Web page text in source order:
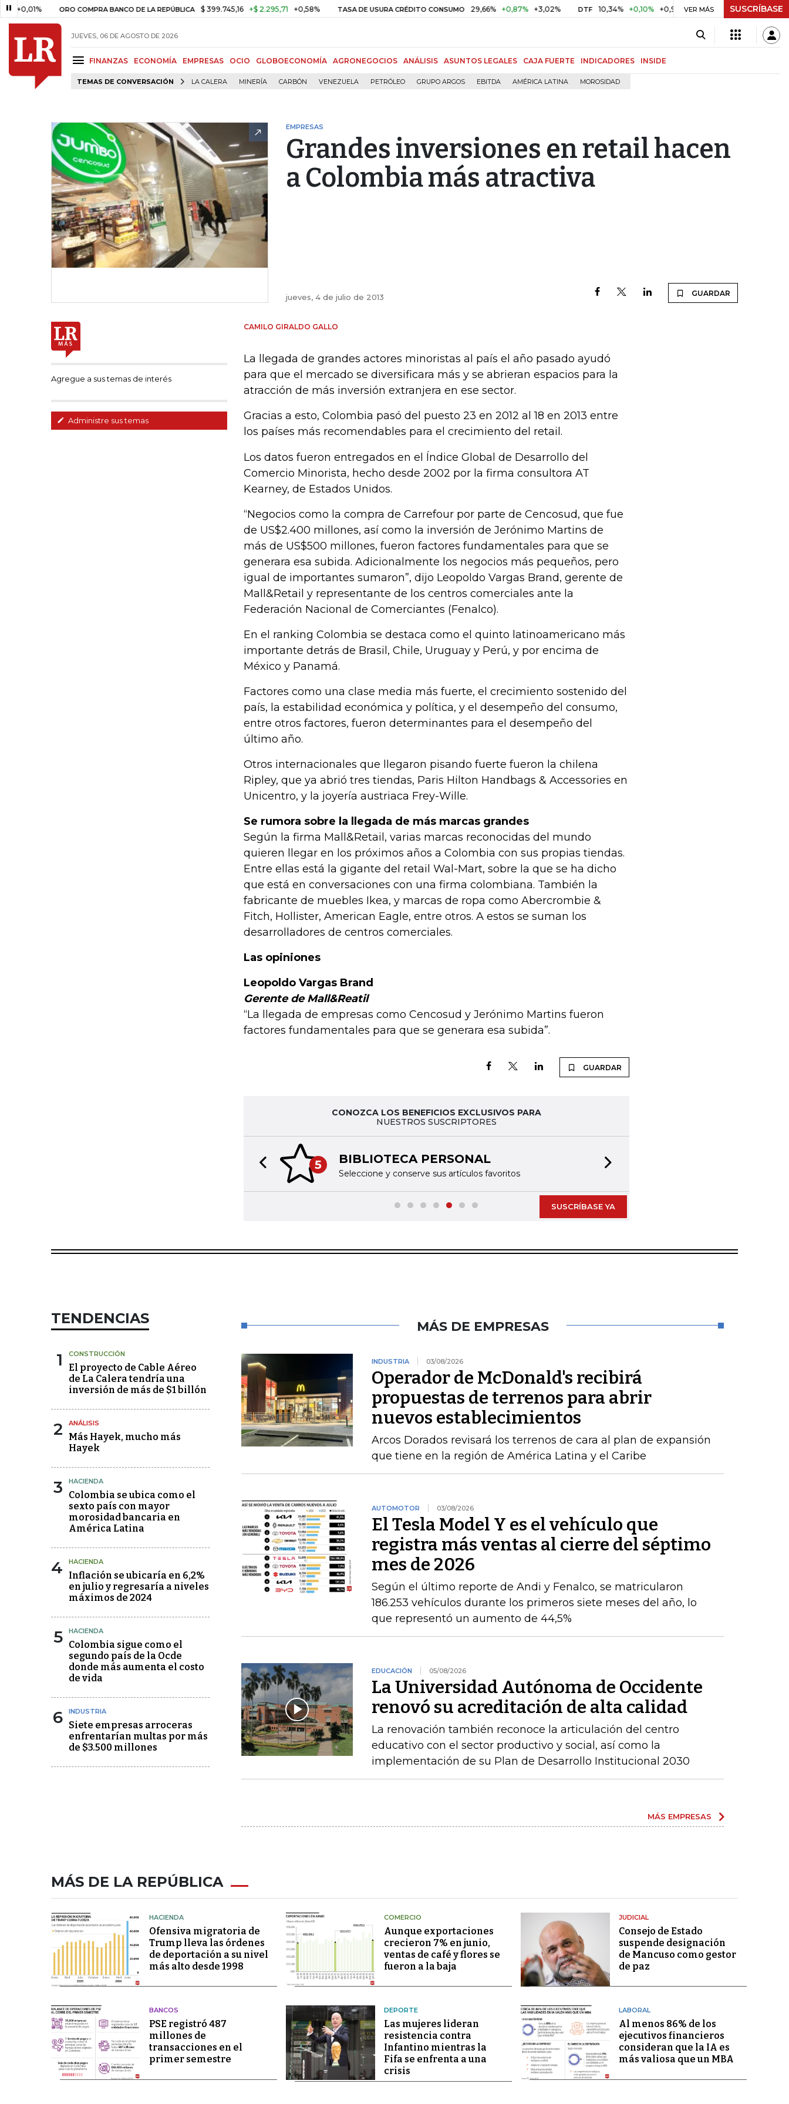
ORO COMPRA BANCO DE LA REPÚBLICA $ 399.745,16 +$ 2.295,71 +0,58% TASA DE USURA CRÉDITO CONSUMO 29,66% +0,87% +3,02% DTF 10,34% +0,10% +0,98% UVR $ 416,86 +$ 0,05 +0,01%
VER MÁS SUSCRÍBASE
JUEVES, 06 DE AGOSTO DE 2026
FINANZAS ECONOMÍA EMPRESAS OCIO GLOBOECONOMÍA AGRONEGOCIOS ANÁLISIS ASUNTOS LEGALES CAJA FUERTE INDICADORES INSIDE
TEMAS DE CONVERSACIÓN LA CALERA MINERÍA CARBÓN VENEZUELA PETRÓLEO GRUPO ARGOS EBITDA AMÉRICA LATINA MOROSIDAD
EMPRESAS
Grandes inversiones en retail hacen
a Colombia más atractiva
jueves, 4 de julio de 2013 GUARDAR
Agregue a sus temas de interés
Administre sus temas
CAMILO GIRALDO GALLO
La llegada de grandes actores minoristas al país el año pasado ayudó
para que el mercado se diversificara más y se abrieran espacios para la
atracción de más inversión extranjera en ese sector.
Gracias a esto, Colombia pasó del puesto 23 en 2012 al 18 en 2013 entre
los países más recomendables para el crecimiento del retail.
Los datos fueron entregados en el Índice Global de Desarrollo del
Comercio Minorista, hecho desde 2002 por la firma consultora AT
Kearney, de Estados Unidos.
“Negocios como la compra de Carrefour por parte de Cencosud, que fue
de US$2.400 millones, así como la inversión de Jerónimo Martins de
más de US$500 millones, fueron factores fundamentales para que se
generara esa subida. Adicionalmente los negocios más pequeños, pero
igual de importantes sumaron”, dijo Leopoldo Vargas Brand, gerente de
Mall&Retail y representante de los centros comerciales ante la
Federación Nacional de Comerciantes (Fenalco).
En el ranking Colombia se destaca como el quinto latinoamericano más
importante detrás de Brasil, Chile, Uruguay y Perú, y por encima de
México y Panamá.
Factores como una clase media más fuerte, el crecimiento sostenido del
país, la estabilidad económica y política, y el desempeño del consumo,
entre otros factores, fueron determinantes para el desempeño del
último año.
Otros internacionales que llegaron pisando fuerte fueron la chilena
Ripley, que ya abrió tres tiendas, Paris Hilton Handbags & Accessories en
Unicentro, y la joyería austriaca Frey-Wille.
Se rumora sobre la llegada de más marcas grandes
Según la firma Mall&Retail, varias marcas reconocidas del mundo
quieren llegar en los próximos años a Colombia con sus propias tiendas.
Entre ellas está la gigante del retail Wal-Mart, sobre la que se ha dicho
que está en conversaciones con una firma colombiana. También la
fabricante de muebles Ikea, y marcas de ropa como Abercrombie &
Fitch, Hollister, American Eagle, entre otros. A estos se suman los
desarrolladores de centros comerciales.
Las opiniones
Leopoldo Vargas Brand
Gerente de Mall&Reatil
“La llegada de empresas como Cencosud y Jerónimo Martins fueron
factores fundamentales para que se generara esa subida”.
GUARDAR
CONOZCA LOS BENEFICIOS EXCLUSIVOS PARA
NUESTROS SUSCRIPTORES
5 BIBLIOTECA PERSONAL
Seleccione y conserve sus artículos favoritos
Previous slide
SUSCRÍBASE YA
TENDENCIAS
1 CONSTRUCCIÓN
El proyecto de Cable Aéreo
de La Calera tendría una
inversión de más de $1 billón
2 ANÁLISIS
Más Hayek, mucho más
Hayek
3 HACIENDA
Colombia se ubica como el
sexto país con mayor
morosidad bancaria en
América Latina
4 HACIENDA
Inflación se ubicaría en 6,2%
en julio y regresaría a niveles
máximos de 2024
5 HACIENDA
Colombia sigue como el
segundo país de la Ocde
donde más aumenta el costo
de vida
6 INDUSTRIA
Siete empresas arroceras
enfrentarían multas por más
de $3.500 millones
MÁS DE EMPRESAS
INDUSTRIA 03/08/2026
Operador de McDonald's recibirá
propuestas de terrenos para abrir
nuevos establecimientos
Arcos Dorados revisará los terrenos de cara al plan de expansión
que tiene en la región de América Latina y el Caribe
AUTOMOTOR 03/08/2026
El Tesla Model Y es el vehículo que
registra más ventas al cierre del séptimo
mes de 2026
Según el último reporte de Andi y Fenalco, se matricularon
186.253 vehículos durante los primeros siete meses del año, lo
que representó un aumento de 44,5%
EDUCACIÓN 05/08/2026
La Universidad Autónoma de Occidente
renovó su acreditación de alta calidad
La renovación también reconoce la articulación del centro
educativo con el sector productivo y social, así como la
implementación de su Plan de Desarrollo Institucional 2030
MÁS EMPRESAS
MÁS DE LA REPÚBLICA
HACIENDA
Ofensiva migratoria de
Trump lleva las órdenes
de deportación a su nivel
más alto desde 1998
COMERCIO
Aunque exportaciones
crecieron 7% en junio,
ventas de café y flores se
fueron a la baja
JUDICIAL
Consejo de Estado
suspende designación
de Mancuso como gestor
de paz
BANCOS
PSE registró 487
millones de
transacciones en el
primer semestre
DEPORTE
Las mujeres lideran
resistencia contra
Infantino mientras la
Fifa se enfrenta a una
crisis
LABORAL
Al menos 86% de los
ejecutivos financieros
consideran que la IA es
más valiosa que un MBA